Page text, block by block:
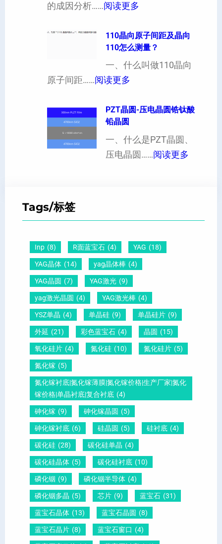
也
以
定
超
薄
硅
）
向
度
响
的成因分析……阅读更多
晶
硅
片
白
或
者
因
？
给
你
说
明
110晶向原子间距及晶向
110怎么测量？
一、什么叫做110晶向
原子间距……阅读更多
1
晶
向
晶
向
1
1
0
怎
？
PZT晶圆-压电晶圆锆钛酸
铅晶圆
一、什么是PZT晶圆、
压电晶圆……阅读更多
晶
Tags/标签
Inp (8) R面蓝宝石 (4) YAG (18)
YAG晶体 (14) yag晶体棒 (4)
YAG晶圆 (7) YAG激光 (9)
yag激光晶圆 (4) YAG激光棒 (4)
YSZ单晶 (4) 单晶硅 (9) 单晶硅片 (9)
外延 (21) 彩色蓝宝石 (4) 晶圆 (15)
氧化硅片 (4) 氮化硅 (10) 氮化硅片 (5)
氮化镓 (5)
氮化镓衬底|氮化镓薄膜|氮化镓价格|生产厂家|氮化
镓价格|单晶衬底|复合衬底 (4)
砷化镓 (9) 砷化镓晶圆 (5)
砷化镓衬底 (6) 硅晶圆 (5) 硅衬底 (4)
碳化硅 (28) 碳化硅单晶 (4)
碳化硅晶体 (5) 碳化硅衬底 (10)
磷化铟 (9) 磷化铟半导体 (4)
磷化铟多晶 (5) 芯片 (9) 蓝宝石 (31)
蓝宝石晶体 (13) 蓝宝石晶圆 (8)
蓝宝石晶片 (8) 蓝宝石窗口 (4)